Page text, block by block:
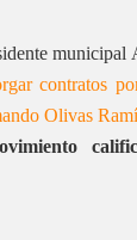
municipal
contratos
Olivas